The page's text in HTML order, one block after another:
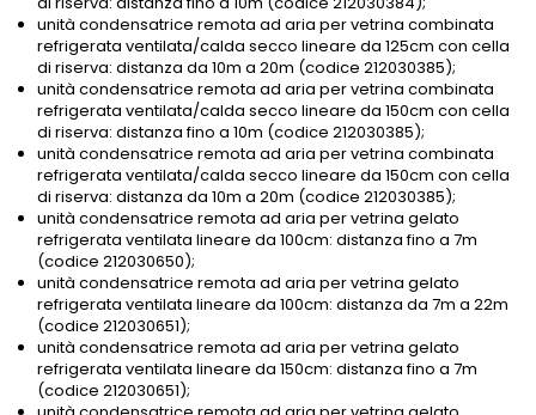
unità condensatrice remota ad aria per vetrina combinata
refrigerata ventilata/calda secco lineare da 125cm con cella
di riserva: distanza da 10m a 20m (codice 212030385);
unità condensatrice remota ad aria per vetrina combinata
refrigerata ventilata/calda secco lineare da 150cm con cella
di riserva: distanza fino a 10m (codice 212030385);
unità condensatrice remota ad aria per vetrina combinata
refrigerata ventilata/calda secco lineare da 150cm con cella
di riserva: distanza da 10m a 20m (codice 212030385);
unità condensatrice remota ad aria per vetrina gelato
refrigerata ventilata lineare da 100cm: distanza fino a 7m
(codice 212030650);
unità condensatrice remota ad aria per vetrina gelato
refrigerata ventilata lineare da 100cm: distanza da 7m a 22m
(codice 212030651);
unità condensatrice remota ad aria per vetrina gelato
refrigerata ventilata lineare da 150cm: distanza fino a 7m
(codice 212030651);